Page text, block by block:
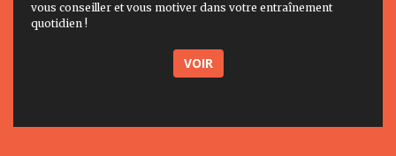
vous conseiller et vous motiver dans votre entraînement
quotidien !
VOIR